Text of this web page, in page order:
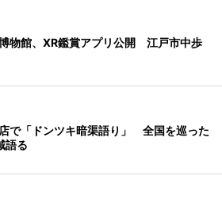
物館、XR鑑賞アプリ公開 江戸市中歩
で「ドンツキ暗渠語り」 全国を巡った
語る